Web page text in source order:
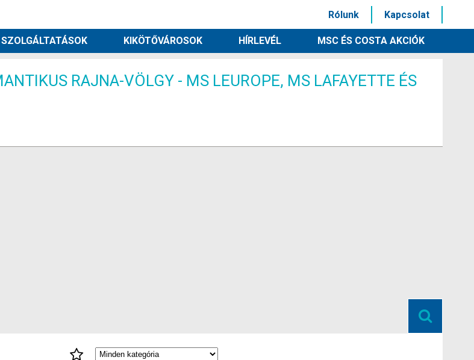
Rólunk Kapcsolat
SZOLGÁLTATÁSOK KIKÖTŐVÁROSOK HÍRLEVÉL MSC ÉS COSTA AKCIÓK
RAJNA-VÖLGY - MS LEUROPE, MS LAFAYETTE ÉS